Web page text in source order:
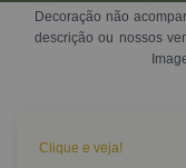
Decoração não
descrição ou nossos
Clique e veja!